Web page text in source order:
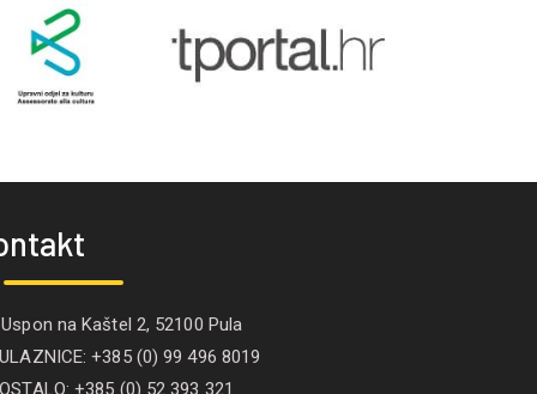
Uspon na Kaštel 2, 52100 Pula
ULAZNICE: +385 (0) 99 496 8019
OSTALO: +385 (0) 52 393 321